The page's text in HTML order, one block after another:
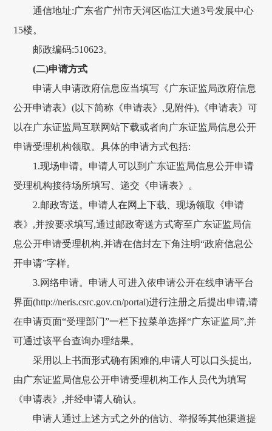
通信地址:广东省广州市天河区临江大道3号发展中心
15楼。
邮政编码:510623。
(二)申请方式
申请人申请政府信息应当填写《广东证监局政府信息
公开申请表》(以下简称《申请表》,见附件),《申请表》可
以在广东证监局互联网站下载或者向广东证监局信息公开
申请受理机构领取。具体的申请方式包括:
1.现场申请。申请人可以到广东证监局信息公开申请
受理机构接待场所填写、递交《申请表》。
2.邮政寄送。申请人在网上下载、现场领取《申请
表》,并按要求填写,通过邮政寄送方式寄至广东证监局信
息公开申请受理机构,并请在信封左下角注明“政府信息公
开申请”字样。
3.网络申请。申请人可进入依申请公开在线申请平台
界面(http://neris.csrc.gov.cn/portal)进行注册之后提出申请,请
在申请页面“受理部门”一栏下拉菜单选择“广东证监局”,并
可通过该平台查询办理结果。
采用以上书面形式确有困难的,申请人可以口头提出,
由广东证监局信息公开申请受理机构工作人员代为填写
《申请表》,并经申请人确认。
申请人通过上述方式之外的信访、举报等其他渠道提